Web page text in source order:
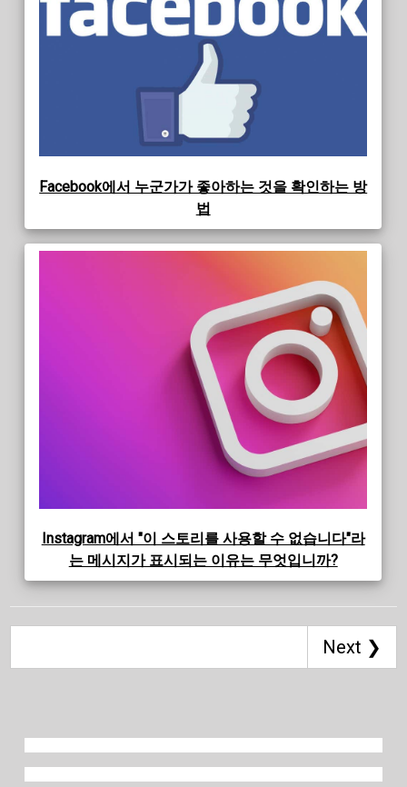
Facebook에서 누군가가 좋아하는 것을 확인하는 방
법
Instagram에서 "이 스토리를 사용할 수 없습니다"라
는 메시지가 표시되는 이유는 무엇입니까?
Next ❯